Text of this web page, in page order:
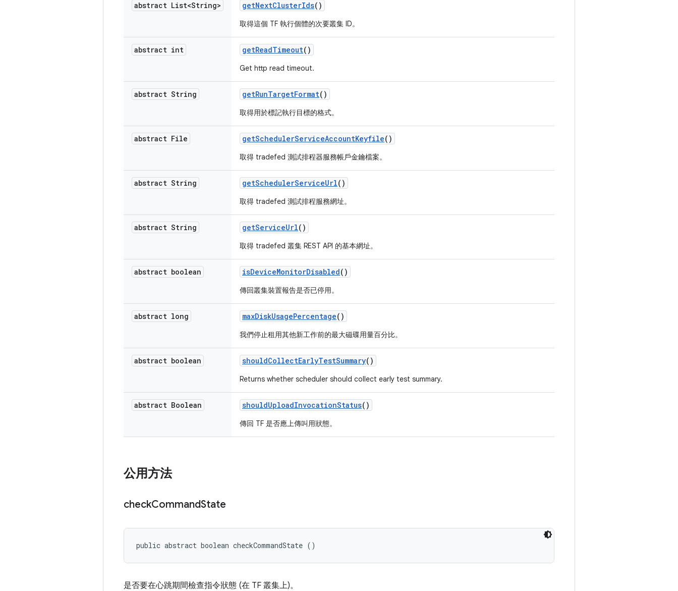
abstract List<String> getNextClusterIds()
取得這個 TF 執行個體的次要叢集 ID。
abstract int getReadTimeout()
Get http read timeout.
abstract String getRunTargetFormat()
取得用於標記執行目標的格式。
abstract File getSchedulerServiceAccountKeyfile()
取得 tradefed 測試排程器服務帳戶金鑰檔案。
abstract String getSchedulerServiceUrl()
取得 tradefed 測試排程服務網址。
abstract String getServiceUrl()
取得 tradefed 叢集 REST API 的基本網址。
abstract boolean isDeviceMonitorDisabled()
傳回叢集裝置報告是否已停用。
abstract long maxDiskUsagePercentage()
我們停止租用其他新工作前的最大磁碟用量百分比。
abstract boolean shouldCollectEarlyTestSummary()
Returns whether scheduler should collect early test summary.
abstract Boolean shouldUploadInvocationStatus()
傳回 TF 是否應上傳叫用狀態。
公用方法
checkCommandState
public abstract boolean checkCommandState ()
是否要在心跳期間檢查指令狀態 (在 TF 叢集上)。